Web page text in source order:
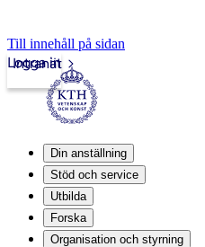
Till innehåll på sidan
Intranät
Logga in
Din anställning
Stöd och service
Utbilda
Forska
Organisation och styrning